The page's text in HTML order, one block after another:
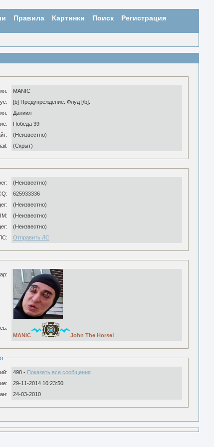
Правила Картинки Поиск
Регистрация
MANIC
[b] Предупреждение: Флуд [/b].
Даниил
Победа 39
(Неизвестно)
(Скрыт)
(Неизвестно)
625933336
(Неизвестно)
(Неизвестно)
(Неизвестно)
Отправить ЛС
MANIC
John The Horse!
498 - Показать все сообщения
29-11-2014 10:23:50
24-03-2010